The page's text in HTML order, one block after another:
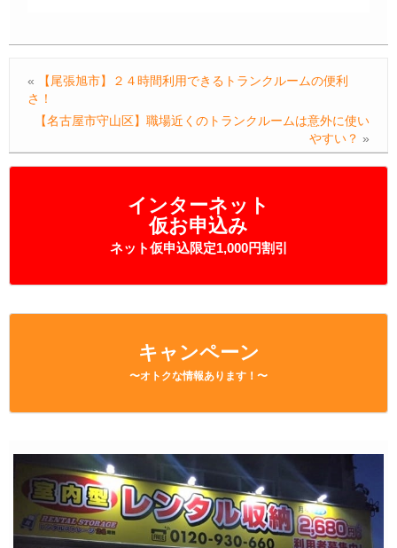
インターネット
仮お申込み
ネット仮申込限定1,000円割引
キャンペーン
〜オトクな情報あります！〜
«
【尾張旭市】２４時間利用できるトランクルームの便利
さ！
【名古屋市守山区】職場近くのトランクルームは意外に使い
やすい？ »